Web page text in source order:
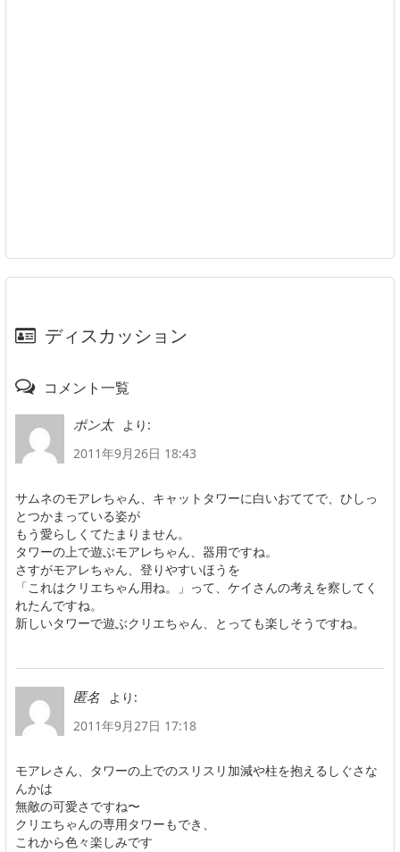
ディスカッション
コメント一覧
ポン太
より:
2011年9月26日 18:43
サムネのモアレちゃん、キャットタワーに白いおててで、ひしっ
とつかまっている姿が
もう愛らしくてたまりません。
タワーの上で遊ぶモアレちゃん、器用ですね。
さすがモアレちゃん、登りやすいほうを
「これはクリエちゃん用ね。」って、ケイさんの考えを察してく
れたんですね。
新しいタワーで遊ぶクリエちゃん、とっても楽しそうですね。
匿名
より:
2011年9月27日 17:18
モアレさん、タワーの上でのスリスリ加減や柱を抱えるしぐさな
んかは
無敵の可愛さですね〜
クリエちゃんの専用タワーもでき、
これから色々楽しみです